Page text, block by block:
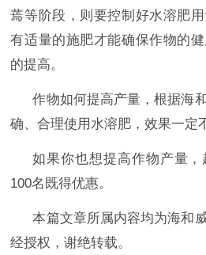
蔫等阶段，则要控制好水溶肥
有适量的施肥才能确保作物的
的提高。
作物如何提高产量，根据海
确、合理使用水溶肥，效果一定
如果你也想提高作物产量，
100名既得优惠。
本篇文章所属内容均为海和
经授权，谢绝转载。